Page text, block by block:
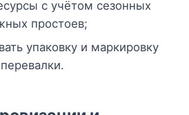
с учётом сезонных
простоев;
упаковку и маркировку